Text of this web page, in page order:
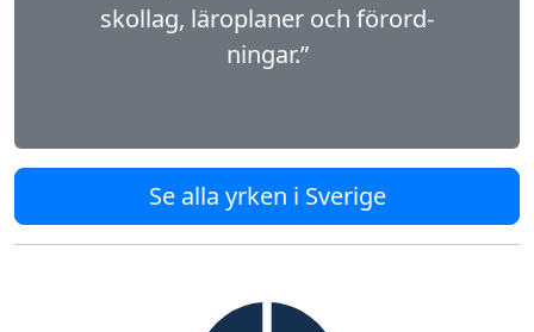
skollag, läroplaner och förord­
ningar.”
Se alla yrken i Sverige